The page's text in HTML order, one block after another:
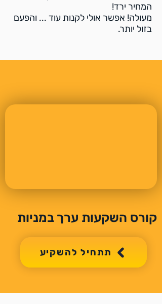
המחיר ירד!
מעולה! אפשר אולי לקנות עוד ... והפעם
בזול יותר.
קורס השקעות ערך במניות
תתחיל להשקיע